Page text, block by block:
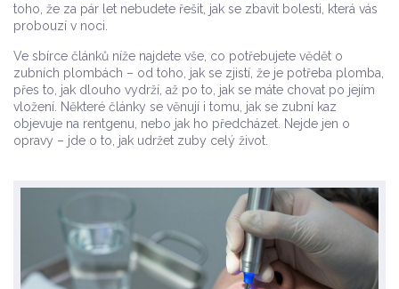
toho, že za pár let nebudete řešit, jak se zbavit bolesti, která vás
probouzí v noci.
Ve sbírce článků níže najdete vše, co potřebujete vědět o
zubních plombách – od toho, jak se zjistí, že je potřeba plomba,
přes to, jak dlouho vydrží, až po to, jak se máte chovat po jejím
vložení. Některé články se věnují i tomu, jak se zubní kaz
objevuje na rentgenu, nebo jak ho předcházet. Nejde jen o
opravy – jde o to, jak udržet zuby celý život.